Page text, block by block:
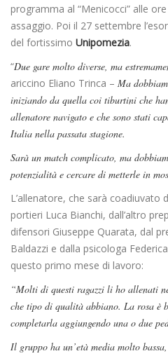
programma al “Menicocci” alle
assaggio. Poi il 27 settembre
del fortissimo Unipomezia.
“Due gare molto diverse, ma
ariccino Eliano Trinca – Ma
iniziando da quella coi tiburtini che
allenatore navigato e che sono stati
Italia nella passata stagione.
Sarà un match complicato, ma
potenzialità e cercare di metterle in
L’allenatore, che sarà coadiuvato
portieri Luca Bianchi, dall’altro
difensori Giuseppe Quarata, dal
Baldazzi e dalla psicologa
questo primo mese di lavoro:
“Molti di questi ragazzi li ho allenati
che tipo di qualità abbiano. La rosa è
completarla aggiungendo una o due
Il gruppo ha un’età media molto